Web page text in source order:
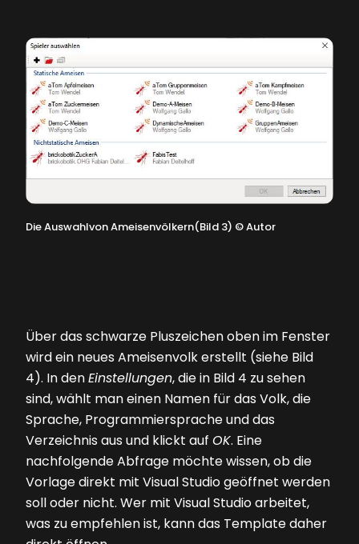
Die Auswahlvon Ameisenvölkern(Bild 3) ©Autor
Über das schwarze Pluszeichen oben im Fenster
wird ein neues Ameisenvolk erstellt (siehe Bild
4). In denEinstellungen, die in Bild 4 zu sehen
sind, wählt man einen Namen für das Volk, die
Sprache, Programmiersprache und das
Verzeichnis aus und klickt auf OK. Eine
nachfolgende Abfrage möchte wissen, ob die
Vorlage direkt mit Visual Studio geöffnet werden
soll oder nicht. Wer mit Visual Studio arbeitet,
was zu empfehlen ist, kann das Template daher